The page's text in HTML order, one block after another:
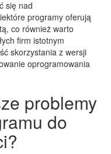
się nad
programy oferują
co również warto
firm istotnym
skorzystania z wersji
oprogramowania
problemy
do